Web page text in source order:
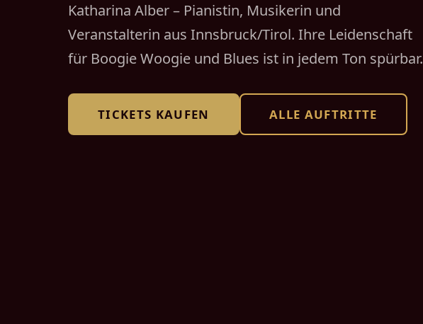
Katharina Alber – Pianistin, Musikerin und
Veranstalterin aus Innsbruck/Tirol. Ihre Leidenschaft
für Boogie Woogie und Blues ist in jedem Ton spürbar.
TICKETS KAUFEN ALLE AUFTRITTE